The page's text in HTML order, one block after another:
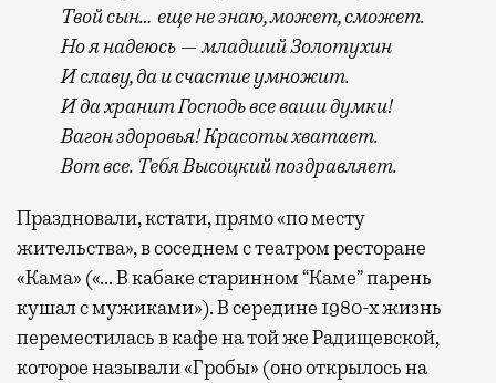
Твой сын… еще не знаю, может, сможет.
Но я надеюсь — младший Золотухин
И славу, да и счастие умножит.
И да хранит Господь все ваши думки!
Вагон здоровья! Красоты хватает.
Вот все. Тебя Высоцкий поздравляет.
Праздновали, кстати, прямо «по месту
жительства», в соседнем с театром ресторане
«Кама» («… В кабаке старинном “Каме” парень
кушал с мужиками»). В середине 1980-х жизнь
переместилась в кафе на той же Радищевской,
которое называли «Гробы» (оно открылось на